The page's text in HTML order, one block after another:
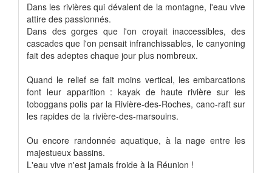
Dans les rivières qui dévalent de la montagne, l'eau vive
attire des passionnés.
Dans des gorges que l'on croyait inaccessibles, des
cascades que l'on pensait infranchissables, le canyoning
fait des adeptes chaque jour plus nombreux.
Quand le relief se fait moins vertical, les embarcations
font leur apparition : kayak de haute rivière sur les
toboggans polis par la Rivière-des-Roches, cano-raft sur
les rapides de la rivière-des-marsouins.
Ou encore randonnée aquatique, à la nage entre les
majestueux bassins.
L'eau vive n'est jamais froide à la Réunion !